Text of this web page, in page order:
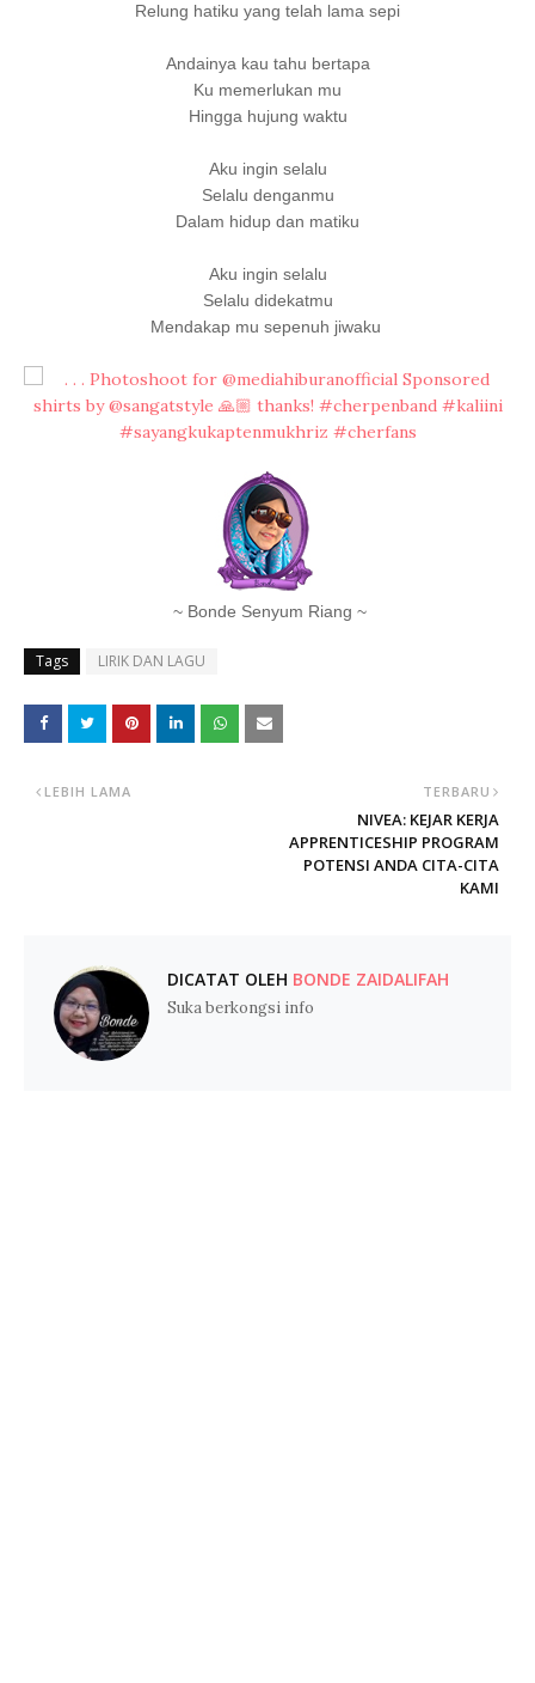
Relung hatiku yang telah lama sepi
Andainya kau tahu bertapa
Ku memerlukan mu
Hingga hujung waktu
Aku ingin selalu
Selalu denganmu
Dalam hidup dan matiku
Aku ingin selalu
Selalu didekatmu
Mendakap mu sepenuh jiwaku
~ Bonde Senyum Riang ~
Tags LIRIK DAN LAGU
TERBARU
NIVEA: KEJAR KERJA
APPRENTICESHIP PROGRAM
POTENSI ANDA CITA-CITA
KAMI
LEBIH LAMA
DICATAT OLEH BONDE ZAIDALIFAH
Suka berkongsi info